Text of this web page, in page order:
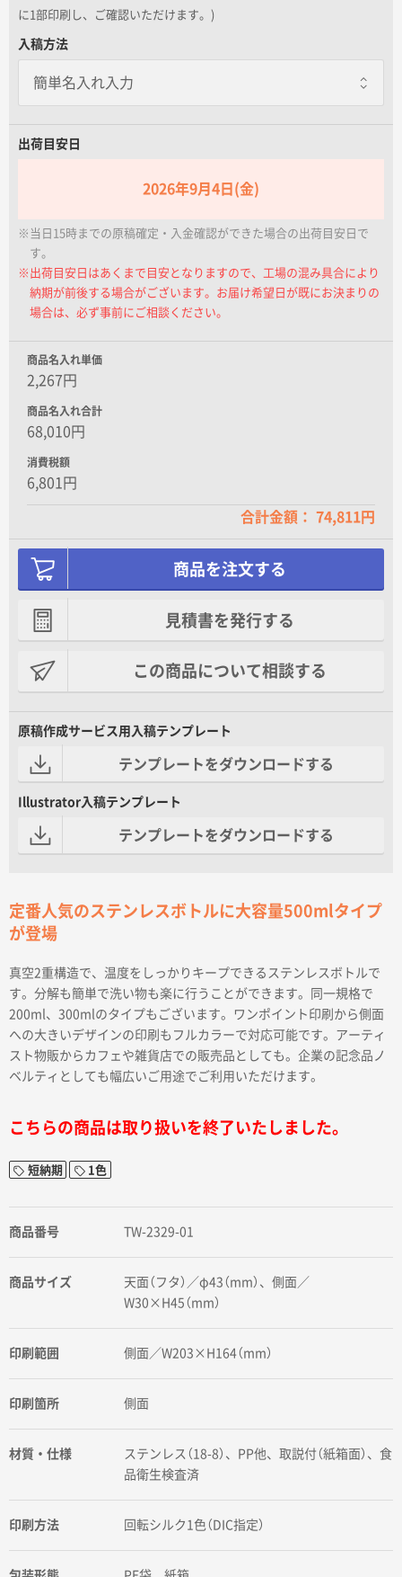
に1部印刷し、ご確認いただけます。)
入稿方法
出荷目安日
2026年9月4日(金)
※当日15時までの原稿確定・入金確認ができた場合の出荷目安日で
す。
※出荷目安日はあくまで目安となりますので、工場の混み具合により
納期が前後する場合がございます。お届け希望日が既にお決まりの
場合は、必ず事前にご相談ください。
商品名入れ単価
2,267円
商品名入れ合計
68,010円
消費税額
6,801円
合計金額： 74,811円
商品を注文する
見積書を発行する
この商品について相談する
原稿作成サービス用入稿テンプレート
テンプレートをダウンロードする
Illustrator入稿テンプレート
テンプレートをダウンロードする
定番人気のステンレスボトルに大容量500mlタイプ
が登場
真空2重構造で、温度をしっかりキープできるステンレスボトルで
す。分解も簡単で洗い物も楽に行うことができます。同一規格で
200ml、300mlのタイプもございます。ワンポイント印刷から側面
への大きいデザインの印刷もフルカラーで対応可能です。アーティ
スト物販からカフェや雑貨店での販売品としても。企業の記念品ノ
ベルティとしても幅広いご用途でご利用いただけます。
こちらの商品は取り扱いを終了いたしました。
短納期 1色
商品番号 TW-2329-01
商品サイズ
天面（フタ）／φ43（mm）、側面／
W30×H45（mm）
印刷範囲 側面／W203×H164（mm）
印刷箇所 側面
材質・仕様
ステンレス（18-8）、PP他、取説付（紙箱面）、食
品衛生検査済
印刷方法 回転シルク1色（DIC指定）